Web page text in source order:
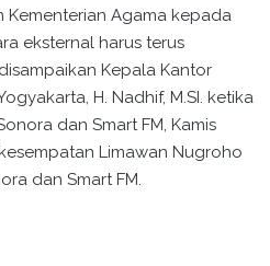
Agama kepada
eksternal harus terus
Kepala Kantor
H. Nadhif, M.SI. ketika
dan Smart FM, Kamis
Limawan Nugroho
dan Smart FM.